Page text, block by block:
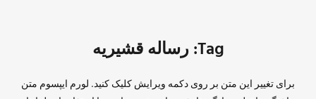
Tag: رساله قشیریه
برای تغییر این متن بر روی دکمه ویرایش کلیک کنید. لورم ایپسوم متن